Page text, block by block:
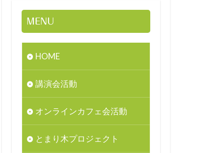
MENU
HOME
講演会活動
オンラインカフェ会活動
とまり木プロジェクト